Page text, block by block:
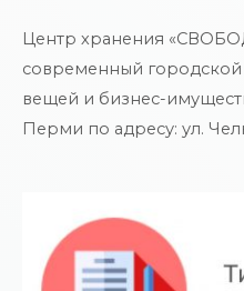
Центр хранения
современный
вещей и бизнес-
Перми по адресу: ул.